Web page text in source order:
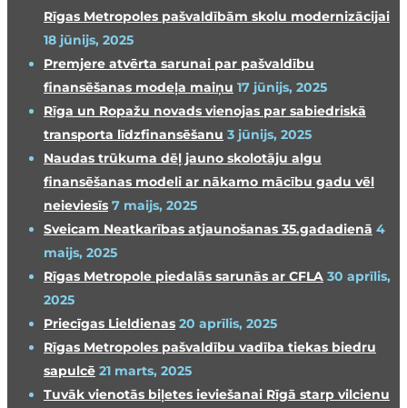
Rīgas Metropoles pašvaldībām skolu modernizācijai
18 jūnijs, 2025
Premjere atvērta sarunai par pašvaldību
finansēšanas modeļa maiņu 17 jūnijs, 2025
Rīga un Ropažu novads vienojas par sabiedriskā
transporta līdzfinansēšanu 3 jūnijs, 2025
Naudas trūkuma dēļ jauno skolotāju algu
finansēšanas modeli ar nākamo mācību gadu vēl
neieviesīs 7 maijs, 2025
Sveicam Neatkarības atjaunošanas 35.gadadienā 4
maijs, 2025
Rīgas Metropole piedalās sarunās ar CFLA 30 aprīlis,
2025
Priecīgas Lieldienas 20 aprīlis, 2025
Rīgas Metropoles pašvaldību vadība tiekas biedru
sapulcē 21 marts, 2025
Tuvāk vienotās biļetes ieviešanai Rīgā starp vilcienu